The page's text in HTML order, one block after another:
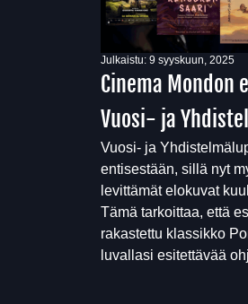
Julkaistu: 9 syyskuun, 2025
Cinema Mondon
Vuosi- ja
Vuosi- ja
entisestään, sillä nyt
levittämät elokuvat
Tämä tarkoittaa, että
rakastettu klassikko
luvallasi esitettävää